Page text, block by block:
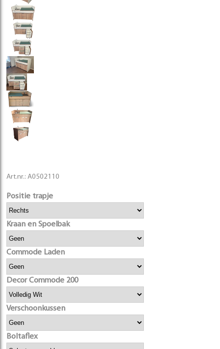
Art.nr.: A0502110
Positie trapje
Kraan en Spoelbak
Commode Laden
Decor Commode 200
Verschoonkussen
Boltaflex